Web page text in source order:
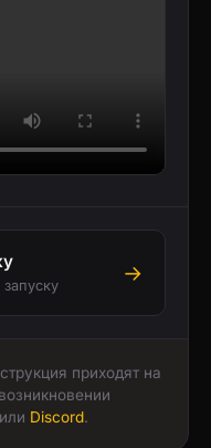
→
приходят на
или Discord.